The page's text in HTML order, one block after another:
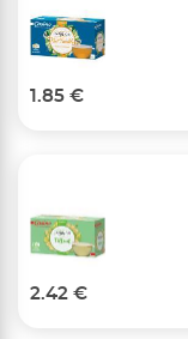
1.85 €
2.42 €